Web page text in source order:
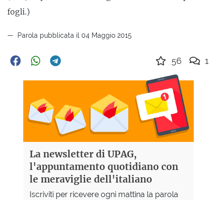
fogli.)
Parola pubblicata il 04 Maggio 2015
56 1
La newsletter di UPAG,
l'appuntamento quotidiano con
le meraviglie dell'italiano
Iscriviti per ricevere ogni mattina la parola